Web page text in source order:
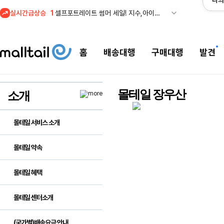
실시간급상승 1
셀프포트레이트 썸머 세일! 지수,아이유 착용 + 관세내 특가
홈 배송대행 구매대행 발견
소개
몰테일 서비스 소개
몰테일 약속
몰테일 혜택
몰테일 센터소개
몰테일 장우산